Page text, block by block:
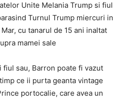
Unite Melania Trump si fiul
Turnul Trump miercuri in
cu tanarul de 15 ani inaltat
mamei sale
fiul sau, Barron poate fi vazut
ce ii purta geanta vintage
portocalie, care avea un